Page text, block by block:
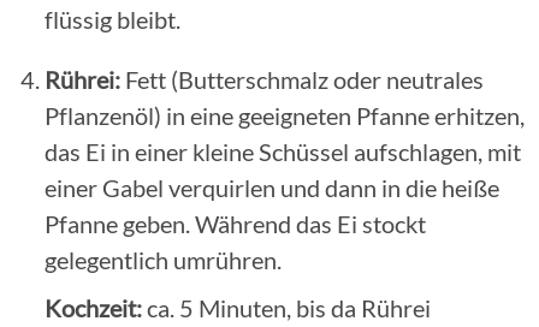
flüssig bleibt.
Rührei: Fett (Butterschmalz oder neutrales
Pflanzenöl) in eine geeigneten Pfanne erhitzen,
das Ei in einer kleine Schüssel aufschlagen, mit
einer Gabel verquirlen und dann in die heiße
Pfanne geben. Während das Ei stockt
gelegentlich umrühren.
Kochzeit:ca. 5 Minuten, bis da Rührei